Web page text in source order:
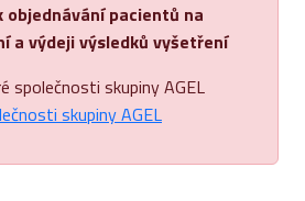
objednávání pacientů na
a výdeji výsledků vyšetření
společnosti skupiny AGEL
skupiny AGEL